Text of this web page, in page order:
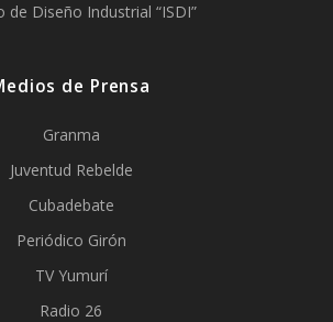
de Diseño Industrial “ISDI”
de Prensa
Granma
Juventud Rebelde
Cubadebate
Periódico Girón
TV Yumurí
Radio 26